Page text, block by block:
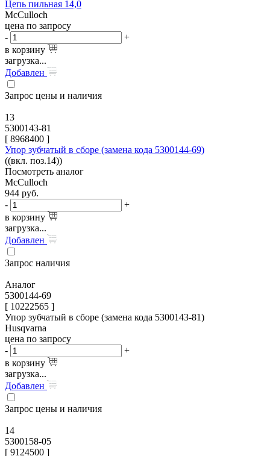
Цепь пильная 14,0
McCulloch
цена по запросу
-
+
в корзину
загрузка...
Добавлен
Запрос цены и наличия
13
5300143-81
[ 8968400 ]
Упор зубчатый в сборе (замена кода 5300144-69)
((вкл. поз.14))
Посмотреть аналог
McCulloch
944 руб.
-
+
в корзину
загрузка...
Добавлен
Запрос наличия
Аналог
5300144-69
[ 10222565 ]
Упор зубчатый в сборе (замена кода 5300143-81)
Husqvarna
цена по запросу
-
+
в корзину
загрузка...
Добавлен
Запрос цены и наличия
14
5300158-05
[ 9124500 ]